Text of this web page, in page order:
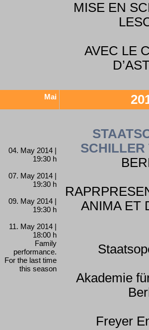
MISE EN
AVEC LE
Mai
04. May 2014 |
19:30 h
07. May 2014 |
19:30 h
09. May 2014 |
19:30 h
11. May 2014 |
18:00 h
Family
performance.
For the last time
this season
SCHILLER
ANIMA ET
Akademie
Freyer